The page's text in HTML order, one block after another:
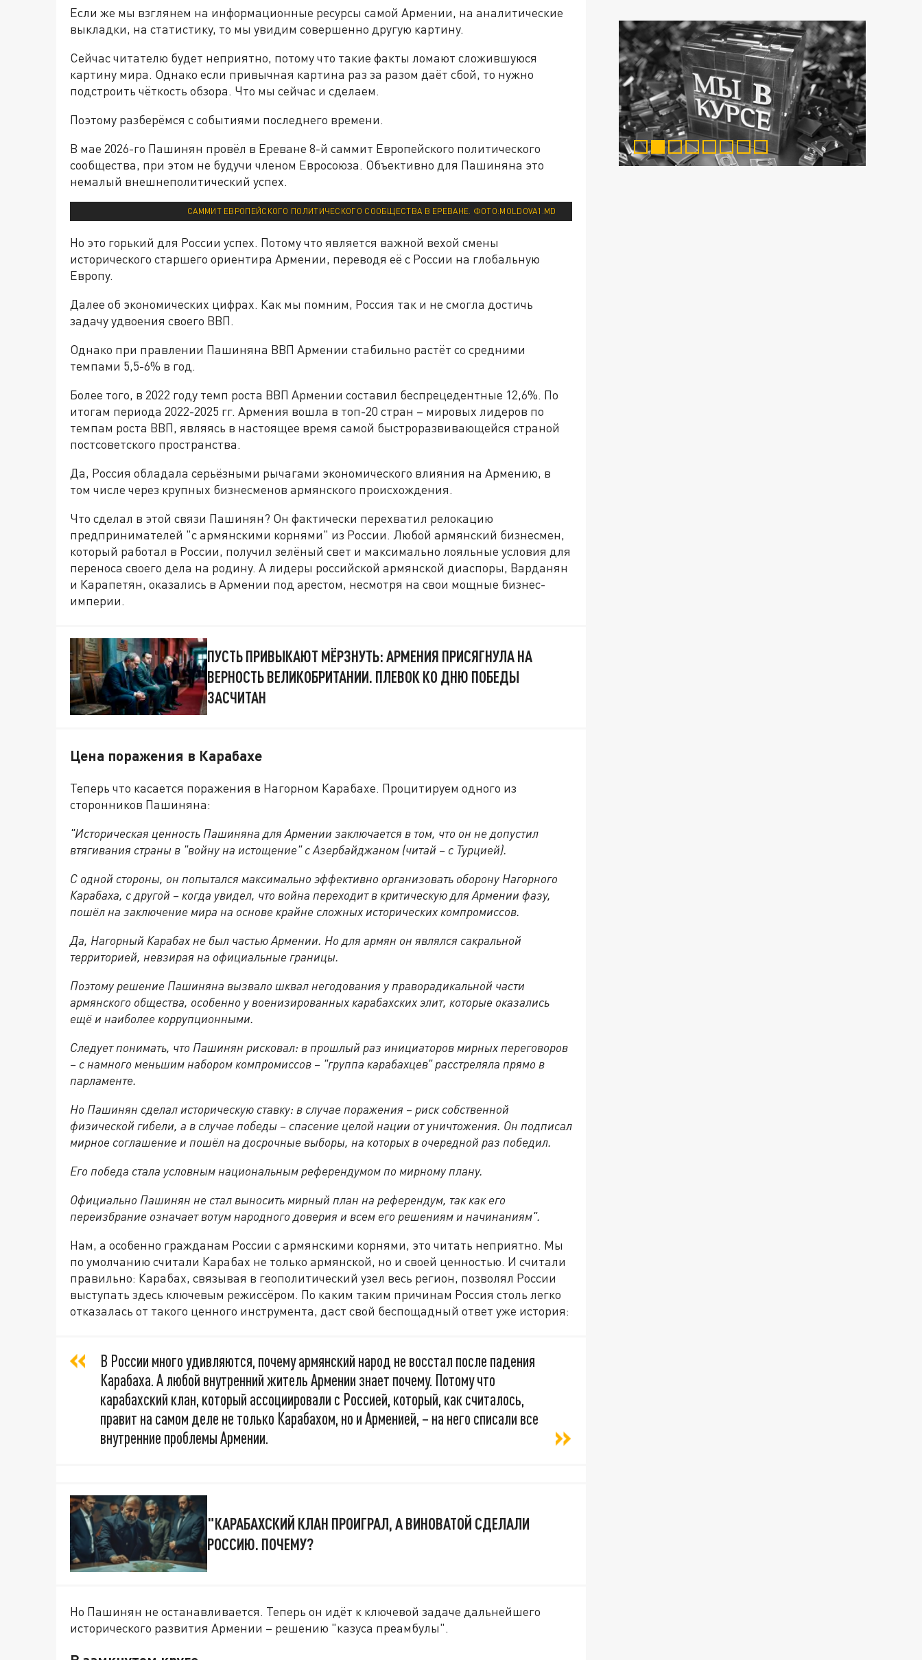
Если же мы взглянем на информационные ресурсы самой Армении, на аналитические
выкладки, на статистику, то мы увидим совершенно другую картину.
Сейчас читателю будет неприятно, потому что такие факты ломают сложившуюся
картину мира. Однако если привычная картина раз за разом даёт сбой, то нужно
подстроить чёткость обзора. Что мы сейчас и сделаем.
Поэтому разберёмся с событиями последнего времени.
В мае 2026-го Пашинян провёл в Ереване 8-й саммит Европейского политического
сообщества, при этом не будучи членом Евросоюза. Объективно для Пашиняна это
немалый внешнеполитический успех.
CАММИТ ЕВРОПЕЙСКОГО ПОЛИТИЧЕСКОГО СООБЩЕСТВА В ЕРЕВАНЕ. ФОТО:MOLDOVA1.MD
Но это горький для России успех. Потому что является важной вехой смены
исторического старшего ориентира Армении, переводя её с России на глобальную
Европу.
Далее об экономических цифрах. Как мы помним, Россия так и не смогла достичь
задачу удвоения своего ВВП.
Однако при правлении Пашиняна ВВП Армении стабильно растёт со средними
темпами 5,5-6% в год.
Более того, в 2022 году темп роста ВВП Армении составил беспрецедентные 12,6%. По
итогам периода 2022-2025 гг. Армения вошла в топ-20 стран – мировых лидеров по
темпам роста ВВП, являясь в настоящее время самой быстроразвивающейся страной
постсоветского пространства.
Да, Россия обладала серьёзными рычагами экономического влияния на Армению, в
том числе через крупных бизнесменов армянского происхождения.
Что сделал в этой связи Пашинян? Он фактически перехватил релокацию
предпринимателей "с армянскими корнями" из России. Любой армянский бизнесмен,
который работал в России, получил зелёный свет и максимально лояльные условия для
переноса своего дела на родину. А лидеры российской армянской диаспоры, Варданян
и Карапетян, оказались в Армении под арестом, несмотря на свои мощные бизнес-
империи.
ПУСТЬ ПРИВЫКАЮТ МЁРЗНУТЬ: АРМЕНИЯ ПРИСЯГНУЛА НА
ВЕРНОСТЬ ВЕЛИКОБРИТАНИИ. ПЛЕВОК КО ДНЮ ПОБЕДЫ
ЗАСЧИТАН
Цена поражения в Карабахе
Теперь что касается поражения в Нагорном Карабахе. Процитируем одного из
сторонников Пашиняна:
"Историческая ценность Пашиняна для Армении заключается в том, что он не допустил
втягивания страны в "войну на истощение" с Азербайджаном (читай – с Турцией).
С одной стороны, он попытался максимально эффективно организовать оборону Нагорного
Карабаха, с другой – когда увидел, что война переходит в критическую для Армении фазу,
пошёл на заключение мира на основе крайне сложных исторических компромиссов.
Да, Нагорный Карабах не был частью Армении. Но для армян он являлся сакральной
территорией, невзирая на официальные границы.
Поэтому решение Пашиняна вызвало шквал негодования у праворадикальной части
армянского общества, особенно у военизированных карабахских элит, которые оказались
ещё и наиболее коррупционными.
Следует понимать, что Пашинян рисковал: в прошлый раз инициаторов мирных переговоров
– с намного меньшим набором компромиссов – "группа карабахцев" расстреляла прямо в
парламенте.
Но Пашинян сделал историческую ставку: в случае поражения – риск собственной
физической гибели, а в случае победы – спасение целой нации от уничтожения. Он подписал
мирное соглашение и пошёл на досрочные выборы, на которых в очередной раз победил.
Его победа стала условным национальным референдумом по мирному плану.
Официально Пашинян не стал выносить мирный план на референдум, так как его
переизбрание означает вотум народного доверия и всем его решениям и начинаниям".
Нам, а особенно гражданам России с армянскими корнями, это читать неприятно. Мы
по умолчанию считали Карабах не только армянской, но и своей ценностью. И считали
правильно: Карабах, связывая в геополитический узел весь регион, позволял России
выступать здесь ключевым режиссёром. По каким таким причинам Россия столь легко
отказалась от такого ценного инструмента, даст свой беспощадный ответ уже история:
В России много удивляются, почему армянский народ не восстал после падения
Карабаха. А любой внутренний житель Армении знает почему. Потому что
карабахский клан, который ассоциировали с Россией, который, как считалось,
правит на самом деле не только Карабахом, но и Арменией, – на него списали все
внутренние проблемы Армении.
"КАРАБАХСКИЙ КЛАН ПРОИГРАЛ, А ВИНОВАТОЙ СДЕЛАЛИ
РОССИЮ. ПОЧЕМУ?
Но Пашинян не останавливается. Теперь он идёт к ключевой задаче дальнейшего
исторического развития Армении – решению "казуса преамбулы".